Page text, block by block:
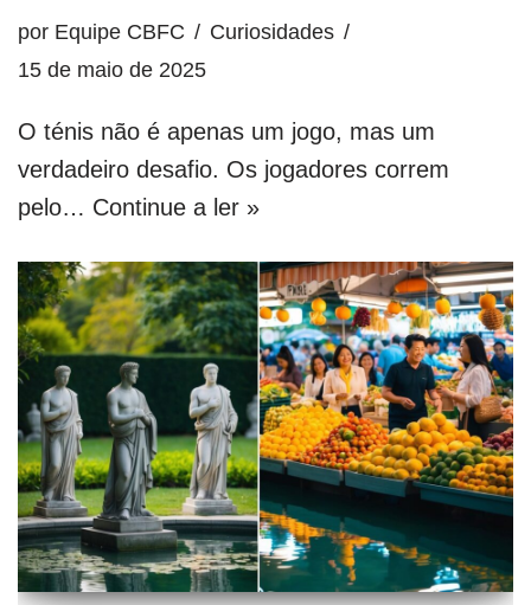
por Equipe CBFC
Curiosidades
15 de maio de 2025
O ténis não é apenas um jogo, mas um
verdadeiro desafio. Os jogadores correm
pelo… Continue a ler »